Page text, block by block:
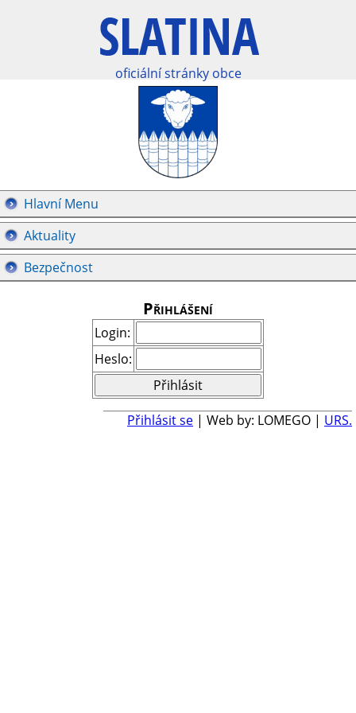
oficiální stránky obce
Hlavní Menu
Aktuality
Bezpečnost
Přihlášení
Login:
Heslo:
Přihlásit se | Web by: LOMEGO | URS.